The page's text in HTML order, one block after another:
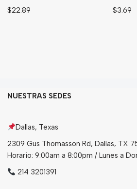
$22.89 $3.69
NUESTRAS SEDES
Dallas, Texas
2309 Gus Thomasson Rd, Dallas, TX
Horario: 9:00am a 8:00pm / Lunes a
214 3201391